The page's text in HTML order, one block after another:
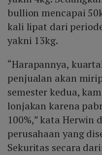
bullion mencapai
kali lipat dari
yakni 13kg.
“Harapannya,
penjualan akan
semester kedua,
lonjakan karena
100%,” kata Herwin
perusahaan yang
Sekuritas secara